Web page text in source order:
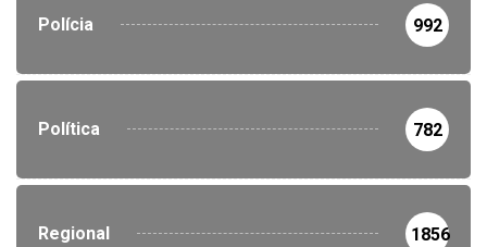
Polícia 992
Política 782
Regional 1856